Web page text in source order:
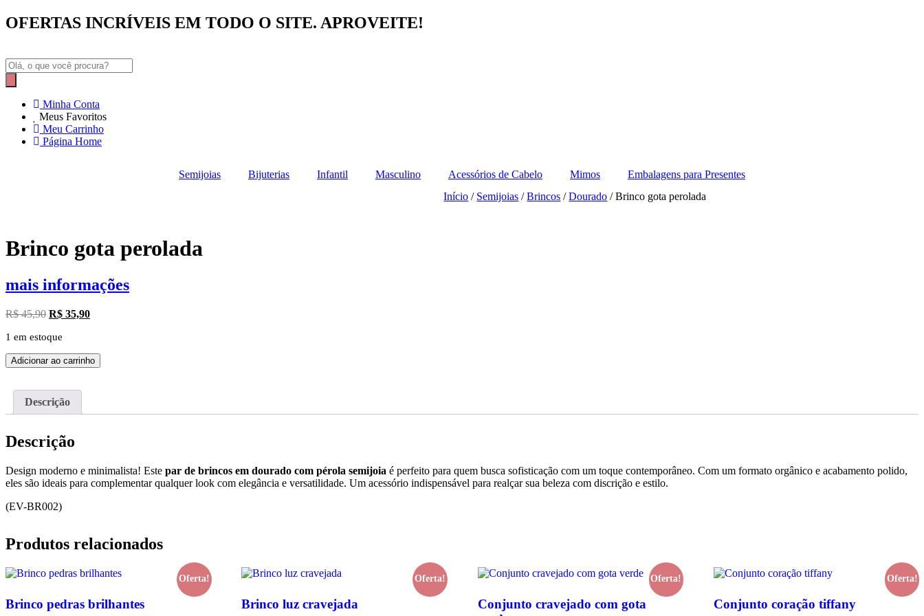
OFERTAS INCRÍVEIS EM TODO O SITE. APROVEITE!
Pesquisar
produtos
Minha Conta
Meus Favoritos
Meu Carrinho
Página Home
Semijoias Bijuterias Infantil Masculino Acessórios de Cabelo Mimos
Embalagens para Presentes
Início / Semijoias /Brincos /Dourado / Brinco gota perolada
Brinco gota perolada
mais informações
R$45,90 O
original
R$ 45,90.
R$ 35,90O
R$ 35,90.
1 em estoque
Brinco
gota
quantidade
Adicionar ao carrinho
Descrição
Descrição
Design moderno e minimalista! Este par de brincos em dourado com pérola semijoia é perfeito para quem busca sofisticação com um toque contemporâneo. Com um formato orgânico e acabamento polido,
eles são ideais para complementar qualquer look com elegância e versatilidade. Um acessório indispensável para realçar sua beleza com discrição e estilo.
(EV-BR002)
Produtos relacionados
Oferta!
Brinco pedras brilhantes
Oferta!
Brinco luz cravejada
Oferta!
Conjunto cravejado com gota
Oferta!
Conjunto coração tiffany